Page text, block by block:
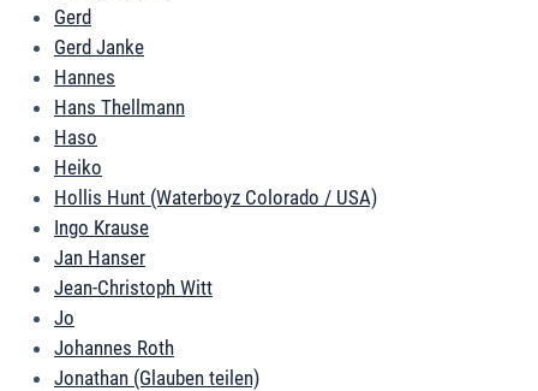
Gerd
Gerd Janke
Hannes
Hans Thellmann
Haso
Heiko
Hollis Hunt (Waterboyz Colorado / USA)
Ingo Krause
Jan Hanser
Jean-Christoph Witt
Jo
Johannes Roth
Jonathan (Glauben teilen)